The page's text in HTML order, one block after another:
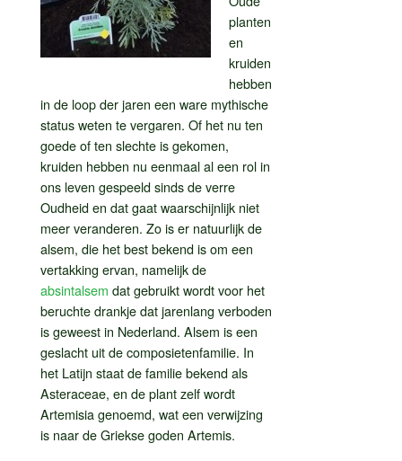
planten
en
kruiden
hebben
in de loop der jaren een ware mythische
status weten te vergaren. Of het nu ten
goede of ten slechte is gekomen,
kruiden hebben nu eenmaal al een rol in
ons leven gespeeld sinds de verre
Oudheid en dat gaat waarschijnlijk niet
meer veranderen. Zo is er natuurlijk de
alsem, die het best bekend is om een
vertakking ervan, namelijk de
absintalsem dat gebruikt wordt voor het
beruchte drankje dat jarenlang verboden
is geweest in Nederland. Alsem is een
geslacht uit de composietenfamilie. In
het Latijn staat de familie bekend als
Asteraceae, en de plant zelf wordt
Artemisia genoemd, wat een verwijzing
is naar de Griekse goden Artemis.